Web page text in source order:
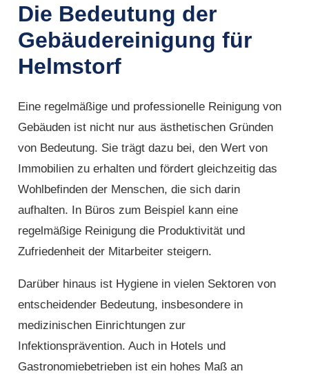
Die Bedeutung der
Gebäudereinigung für
Helmstorf
Eine regelmäßige und professionelle Reinigung von
Gebäuden ist nicht nur aus ästhetischen Gründen
von Bedeutung. Sie trägt dazu bei, den Wert von
Immobilien zu erhalten und fördert gleichzeitig das
Wohlbefinden der Menschen, die sich darin
aufhalten. In Büros zum Beispiel kann eine
regelmäßige Reinigung die Produktivität und
Zufriedenheit der Mitarbeiter steigern.
Darüber hinaus ist Hygiene in vielen Sektoren von
entscheidender Bedeutung, insbesondere in
medizinischen Einrichtungen zur
Infektionsprävention. Auch in Hotels und
Gastronomiebetrieben ist ein hohes Maß an